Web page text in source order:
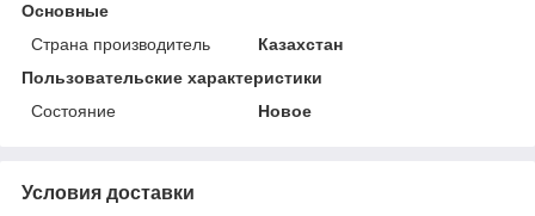
Основные
Страна производитель
Казахстан
Пользовательские характеристики
Состояние
Новое
Условия доставки